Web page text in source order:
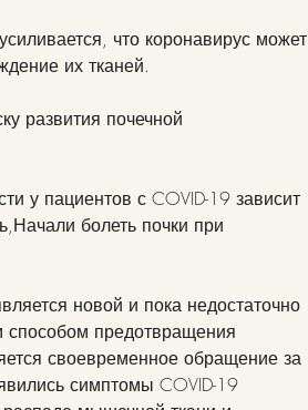
что коронавирус может
их тканей.
развития почечной
у пациентов с COVID-19 зависит
болеть почки при
новой и пока недостаточно
предотвращения
своевременное обращение за
симптомы COVID-19